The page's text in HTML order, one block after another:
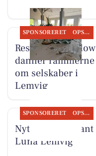
SPONSORERET OPSLAGSTAVLEN
Restaurant Mellow
danner rammerne
om selskaber i
Lemvig
SPONSORERET OPSLAGSTAVLEN
Nyt fra Restaurant
Luna Lemvig